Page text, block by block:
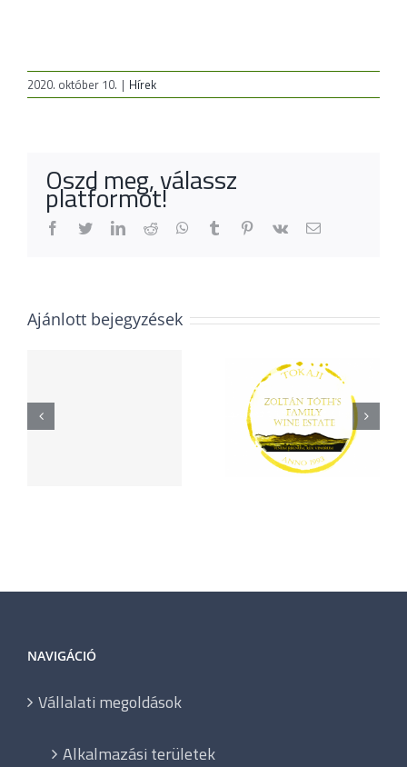
2020. október 10. | Hírek
Oszd meg, válassz
platformot!
Facebook
TwitterLinkedIn
Reddit Whatsapp
Tumblr Pinterest
Vk Email
Ajánlott bejegyzések
NAVIGÁCIÓ
Vállalati megoldások
Alkalmazási területek